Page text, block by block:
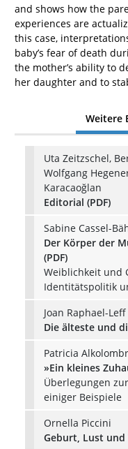
and shows how the
experiences are
this case,
baby’s fear of death
the mother’s ability to
her daughter and to
Weitere
Uta Zeitzschel,
Wolfgang
Karacaoğlan
Editorial (PDF)
Sabine Cassel-
Der Körper der
(PDF)
Weiblichkeit und
Identitätspolitik
Joan Raphael-Leff
Die älteste und
Patricia
»Ein kleines
Überlegungen
einiger Beispiele
Ornella Piccini
Geburt, Lust und